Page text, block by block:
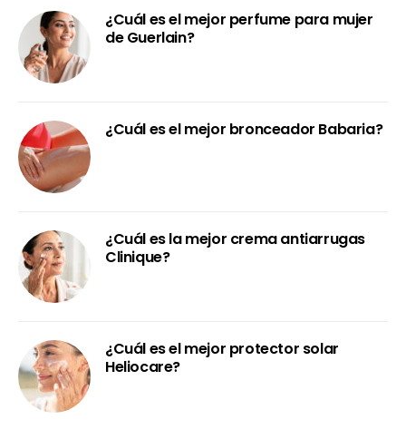
¿Cuál es el mejor perfume para mujer
de Guerlain?
¿Cuál es el mejor bronceador Babaria?
¿Cuál es la mejor crema antiarrugas
Clinique?
¿Cuál es el mejor protector solar
Heliocare?